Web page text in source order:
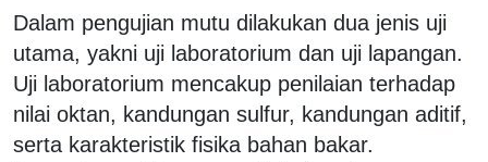
Dalam pengujian mutu dilakukan dua jenis uji
utama, yakni uji laboratorium dan uji lapangan.
Uji laboratorium mencakup penilaian terhadap
nilai oktan, kandungan sulfur, kandungan aditif,
serta karakteristik fisika bahan bakar.